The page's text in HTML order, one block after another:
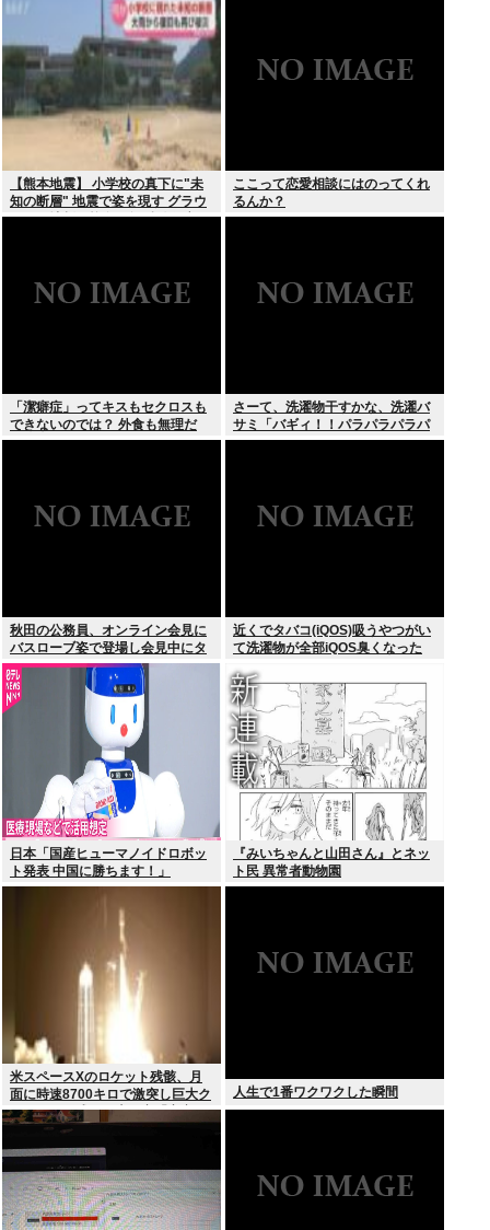
だけきてくれ
【熊本地震】 小学校の真下に"未
知の断層" 地震で姿を現す グラウ
ンドに地割れ校舎に亀裂 八代市
ここって恋愛相談にはのってくれ
るんか？
「潔癖症」ってキスもセクロスも
できないのでは？ 外食も無理だ
ろ。
さーて、洗濯物干すかな、洗濯バ
サミ「バギィ！！パラパラパラパ
ラ」
秋田の公務員、オンライン会見に
バスローブ姿で登場し会見中にタ
バコを吸う←あのさあ！
近くでタバコ(iQOS)吸うやつがい
て洗濯物が全部iQOS臭くなった
日本「国産ヒューマノイドロボッ
ト発表 中国に勝ちます！」
youtubeで1万いいね
『みいちゃんと山田さん』とネッ
ト民 異常者動物園
米スペースXのロケット残骸、月
面に時速8700キロで激突し巨大ク
レーター形成か…専門家「宇宙ご
み処分に無頓着」
人生で1番ワクワクした瞬間